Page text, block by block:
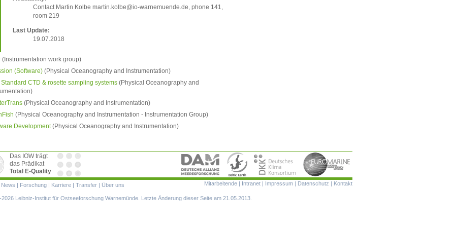
Contact Martin Kolbe martin.kolbe@io-warnemuende.de, phone 141,
room 219
Last Update:
19.07.2018
(Instrumentation work group)
(Software) (Physical Oceanography and Instrumentation)
Standard CTD & rosette sampling systems (Physical Oceanography and
(Physical Oceanography and Instrumentation)
(Physical Oceanography and Instrumentation - Instrumentation Group)
Development(Physical Oceanography and Instrumentation)
Das IOW trägt
das Prädikat
Total E-Quality
Navigation
Mitarbeitende Intranet Impressum Datenschutz Kontakt
News Forschung Karriere Transfer Über uns
Leibniz-Institut für Ostseeforschung Warnemünde. Letzte Änderung dieser Seite am 21.05.2013.